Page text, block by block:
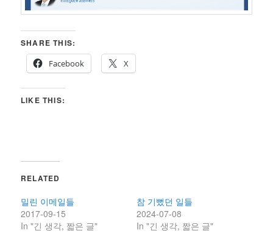
SHARE THIS:
Facebook
X
LIKE THIS:
RELATED
밀린 이메일들
2017-09-15
In "긴 생각, 짧은 글"
참 기뻤던 일들
2024-07-08
In "긴 생각, 짧은 글"